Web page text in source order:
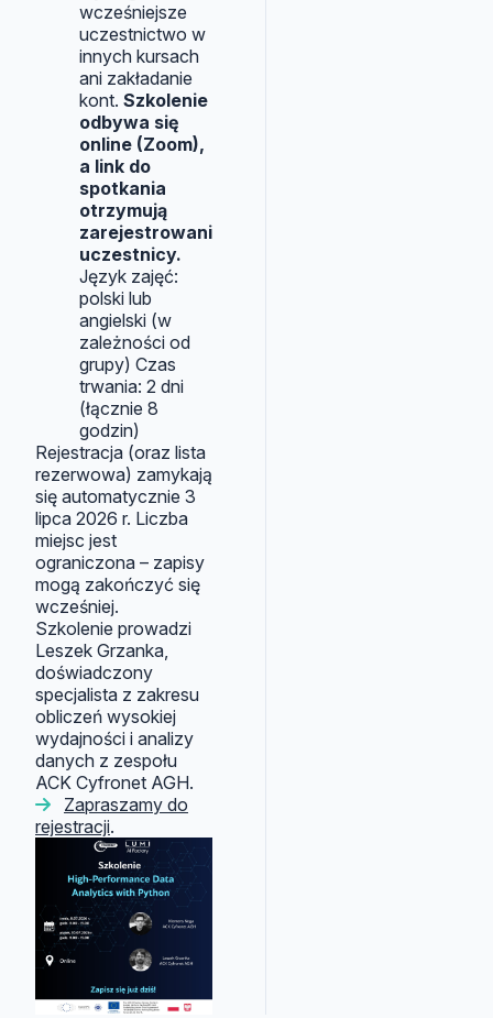
wcześniejsze
uczestnictwo w
innych kursach
ani zakładanie
kont. Szkolenie
odbywa się
online (Zoom),
a link do
spotkania
otrzymują
zarejestrowani
uczestnicy.
Język zajęć:
polski lub
angielski (w
zależności od
grupy) Czas
trwania: 2 dni
(łącznie 8
godzin)
Rejestracja (oraz lista
rezerwowa) zamykają
się automatycznie 3
lipca 2026 r. Liczba
miejsc jest
ograniczona – zapisy
mogą zakończyć się
wcześniej.
Szkolenie prowadzi
Leszek Grzanka,
doświadczony
specjalista z zakresu
obliczeń wysokiej
wydajności i analizy
danych z zespołu
ACK Cyfronet AGH.
Zapraszamy do
rejestracji.